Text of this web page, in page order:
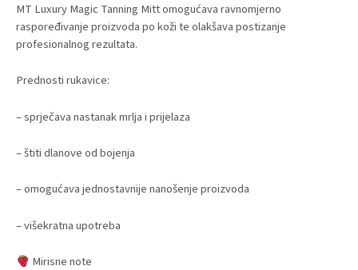
MT Luxury Magic Tanning Mitt omogućava ravnomjerno
raspoređivanje proizvoda po koži te olakšava postizanje
profesionalnog rezultata.
Prednosti rukavice:
– sprječava nastanak mrlja i prijelaza
– štiti dlanove od bojenja
– omogućava jednostavnije nanošenje proizvoda
– višekratna upotreba
Mirisne note